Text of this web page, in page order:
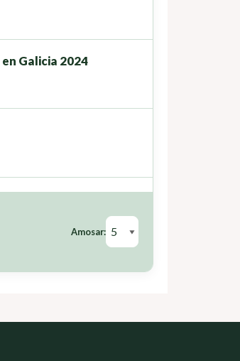
Galicia 2024
Amosar: